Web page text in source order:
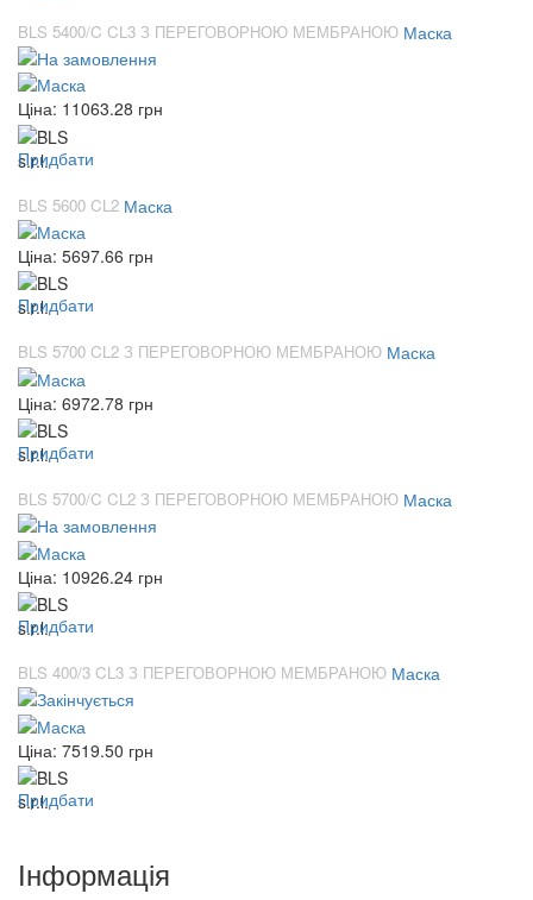
BLS 5400/C CL3 З ПЕРЕГОВОРНОЮ МЕМБРАНОЮ Маска
Ціна: 11063.28 грн
Придбати
BLS 5600 CL2 Маска
Ціна: 5697.66 грн
Придбати
BLS 5700 CL2 З ПЕРЕГОВОРНОЮ МЕМБРАНОЮ Маска
Ціна: 6972.78 грн
Придбати
BLS 5700/C CL2 З ПЕРЕГОВОРНОЮ МЕМБРАНОЮ Маска
Ціна: 10926.24 грн
Придбати
BLS 400/3 CL3 З ПЕРЕГОВОРНОЮ МЕМБРАНОЮ Маска
Ціна: 7519.50 грн
Придбати
Інформація